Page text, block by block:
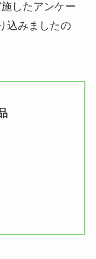
したアンケー
込みましたの